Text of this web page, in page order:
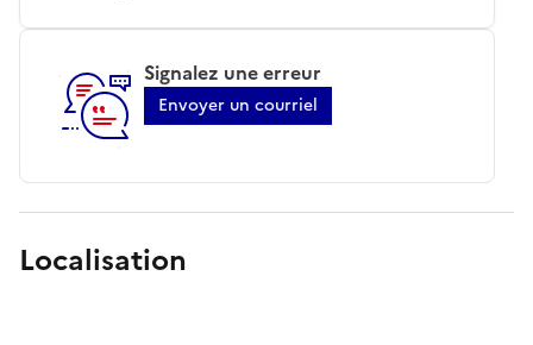
Signalez une erreur
Envoyer un courriel
Localisation